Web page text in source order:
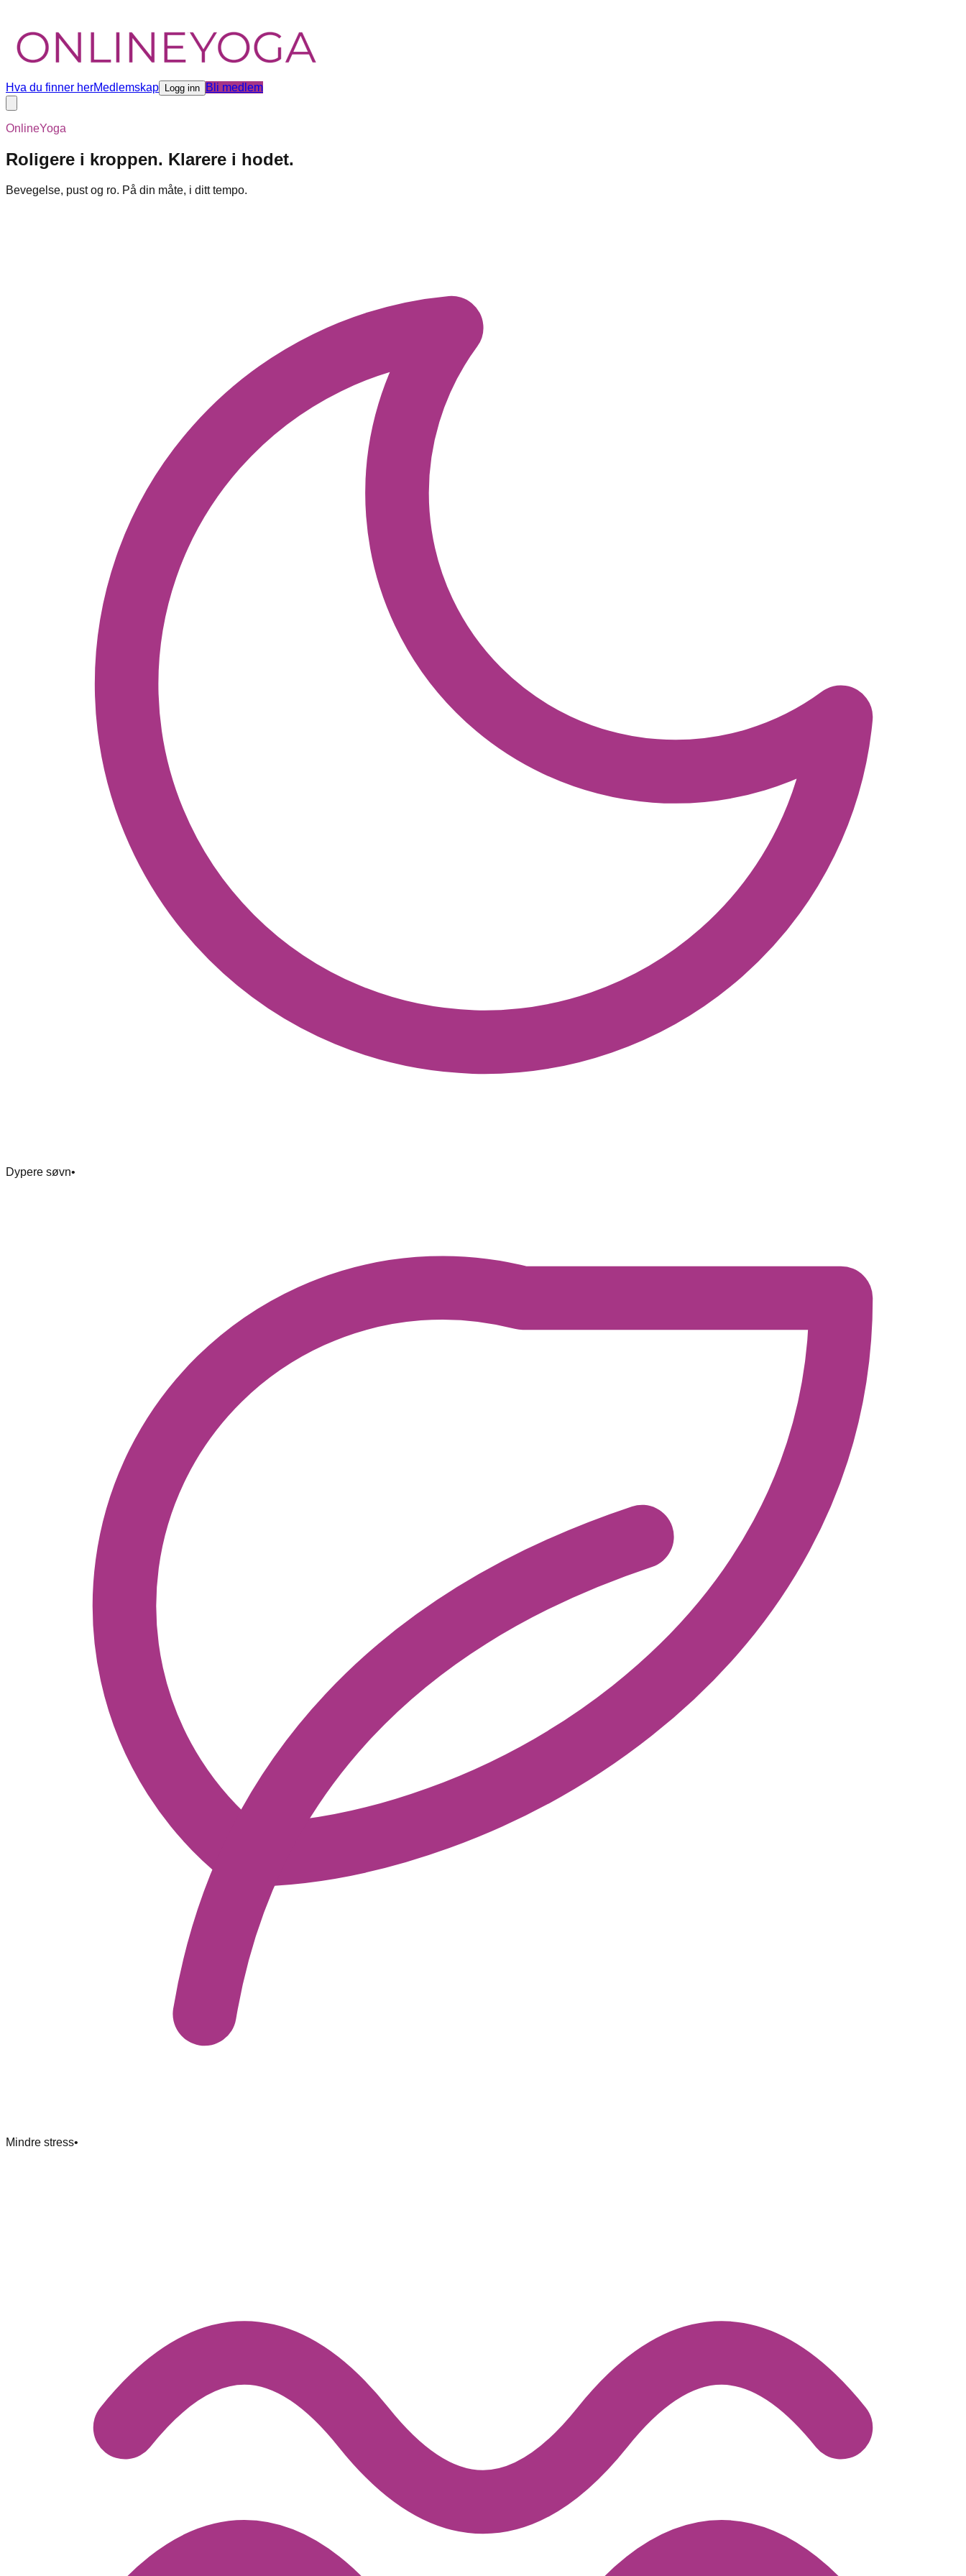
Hva du finner herMedlemskap Logg inn Bli medlem
OnlineYoga
Roligere i kroppen. Klarere i hodet.
Bevegelse, pust og ro. På din måte, i ditt tempo.
Dypere søvn•
Mindre stress•